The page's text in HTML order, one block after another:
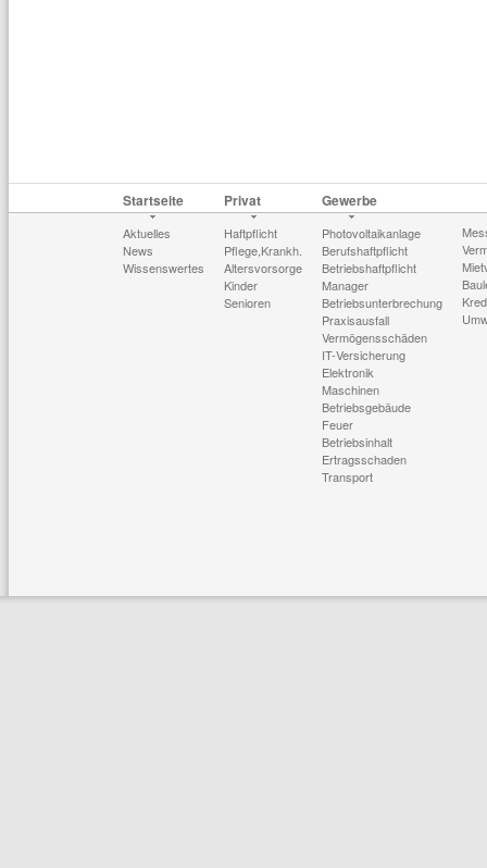
Startseite
Aktuelles
News
Wissenswertes
Privat
Haftpflicht
Pflege,Krankh.
Altersvorsorge
Kinder
Senioren
Gewerbe
Photovoltaikanlage
Berufshaftpflicht
Betriebshaftpflicht
Manager
Betriebsunterbrechung
Praxisausfall
Vermögensschäden
IT-Versicherung
Elektronik
Maschinen
Betriebsgebäude
Feuer
Betriebsinhalt
Ertragsschaden
Transport